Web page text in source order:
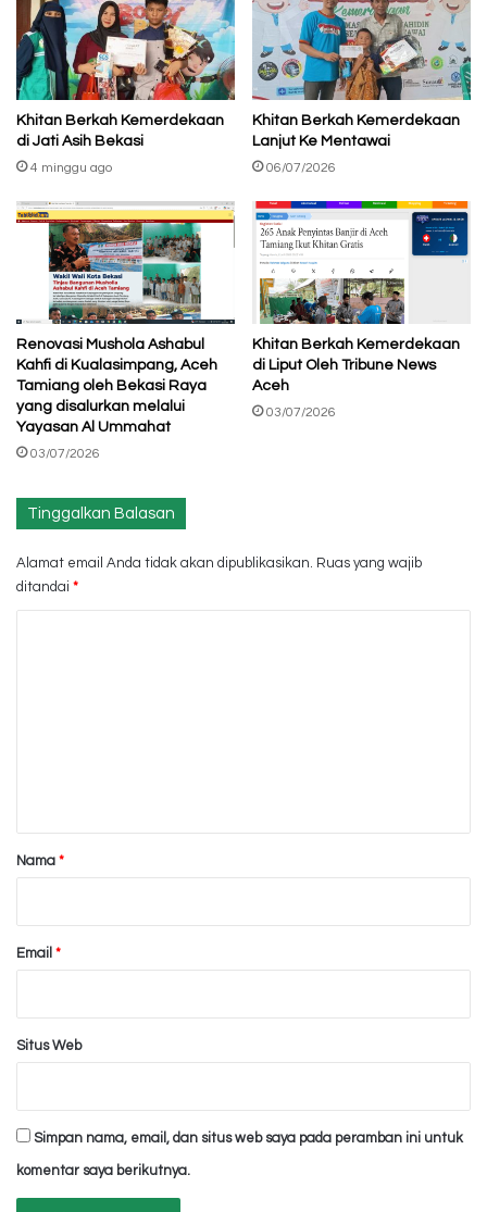
Khitan Berkah Kemerdekaan
di Jati Asih Bekasi
4 minggu ago
Khitan Berkah Kemerdekaan
Lanjut Ke Mentawai
06/07/2026
Renovasi Mushola Ashabul
Kahfi di Kualasimpang, Aceh
Tamiang oleh Bekasi Raya
yang disalurkan melalui
Yayasan Al Ummahat
03/07/2026
Khitan Berkah Kemerdekaan
di Liput Oleh Tribune News
Aceh
03/07/2026
Tinggalkan Balasan
Alamat email Anda tidak akan dipublikasikan. Ruas yang wajib
ditandai *
rNama *
Email *
Situs Web
Simpan nama, email, dan situs web saya pada peramban ini untuk
komentar saya berikutnya.